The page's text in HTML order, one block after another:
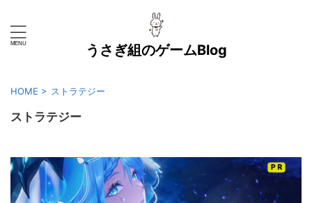
うさぎ組のゲームBlog
HOME > ストラテジー
ストラテジー